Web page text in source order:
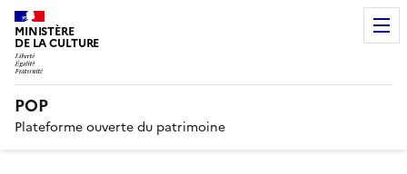
MINISTÈRE
DE LA CULTURE
POP
Plateforme ouverte du patrimoine